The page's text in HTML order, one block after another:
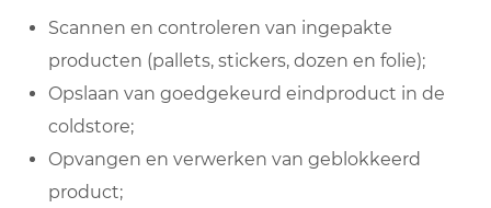
Scannen en controleren van ingepakte
producten (pallets, stickers, dozen en folie);
Opslaan van goedgekeurd eindproduct in de
coldstore;
Opvangen en verwerken van geblokkeerd
product;